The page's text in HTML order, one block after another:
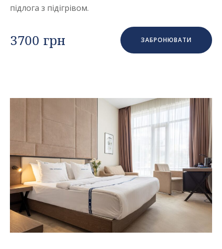
підлога з підігрівом.
3700 грн ЗАБРОНЮВАТИ